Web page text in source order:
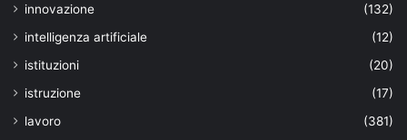
innovazione
(132)
intelligenza artificiale
(12)
istituzioni
(20)
istruzione
(17)
lavoro
(381)